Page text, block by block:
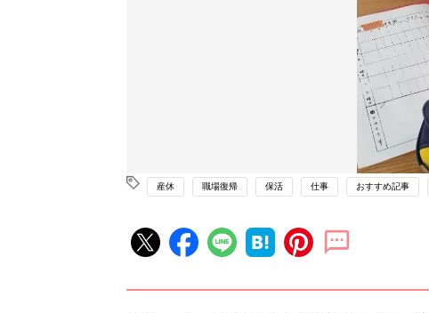
産休 職場復帰 保活 仕事 おすすめ記事